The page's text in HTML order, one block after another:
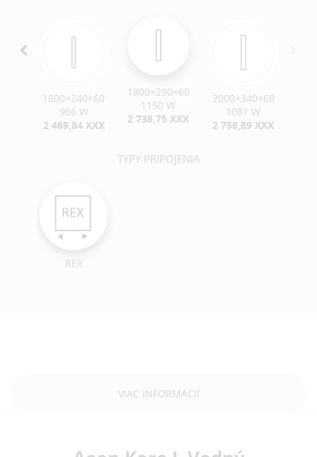
1800×240×60
966 W
2 469,84 XXX
1800×290×60
1150 W
2 736,75 XXX
2000×340×60
1081 W
2 758,89 XXX
TYPY PRIPOJENIA
REX
VIAC INFORMÁCIÍ